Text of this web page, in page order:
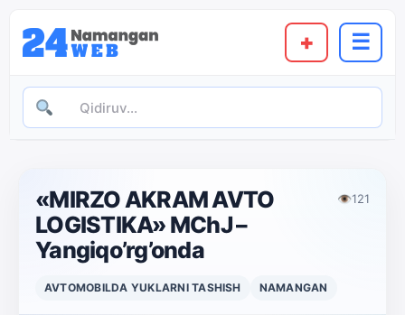
+ ☰
«MIRZO AKRAM AVTO
LOGISTIKA» MChJ –
Yangiqo’rg’onda
👁121
AVTOMOBILDA YUKLARNI TASHISH NAMANGAN